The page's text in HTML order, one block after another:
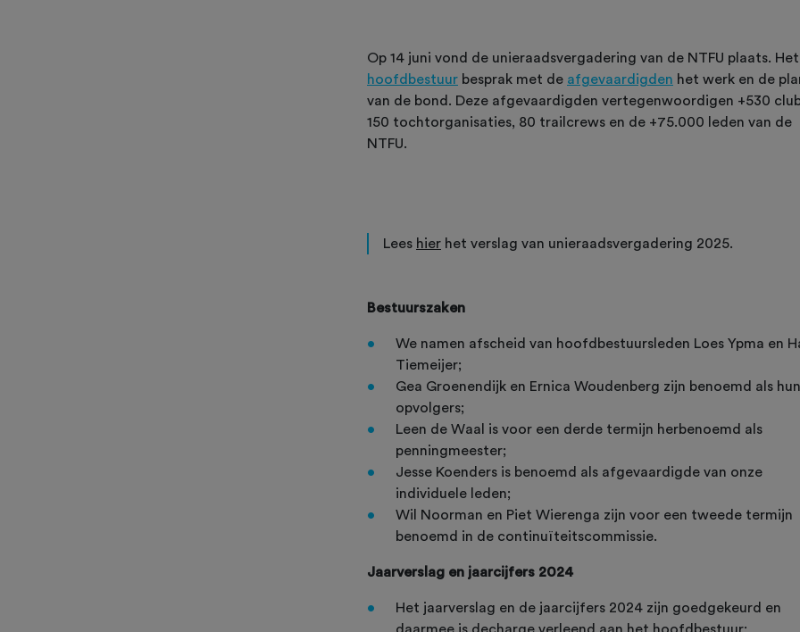
Op 14 juni vond de unieraadsvergadering van de NTFU plaats. Het
hoofdbestuur besprak met de afgevaardigden het werk en de
van de bond. Deze afgevaardigden vertegenwoordigen +530
150 tochtorganisaties, 80 trailcrews en de +75.000 leden van de
NTFU.
Lees hier het verslag van unieraadsvergadering 2025.
Bestuurszaken
We namen afscheid van hoofdbestuursleden Loes Ypma en
Tiemeijer;
Gea Groenendijk en Ernica Woudenberg zijn benoemd als hun
opvolgers;
Leen de Waal is voor een derde termijn herbenoemd als
penningmeester;
Jesse Koenders is benoemd als afgevaardigde van onze
individuele leden;
Wil Noorman en Piet Wierenga zijn voor een tweede termijn
benoemd in de continuïteitscommissie.
Jaarverslag en jaarcijfers 2024
Het jaarverslag en de jaarcijfers 2024 zijn goedgekeurd en